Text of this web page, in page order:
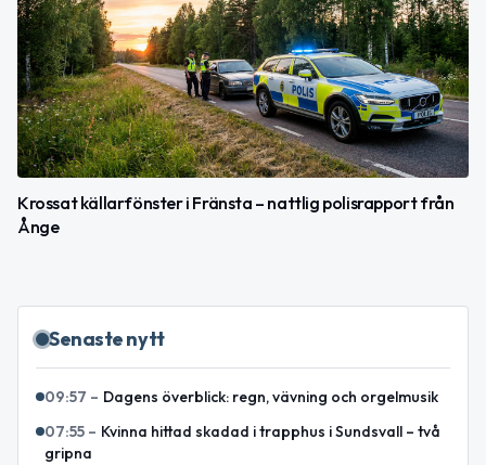
Krossat källarfönster i Fränsta – nattlig polisrapport från
Ånge
Senaste nytt
09:57 – Dagens överblick: regn, vävning och orgelmusik
07:55 – Kvinna hittad skadad i trapphus i Sundsvall – två
gripna